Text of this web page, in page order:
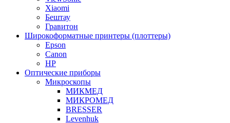
Xiaomi
Бештау
Гравитон
Широкоформатные принтеры (плоттеры)
Epson
Canon
HP
Оптические приборы
Микроскопы
МИКМЕД
МИКРОМЕД
BRESSER
Levenhuk